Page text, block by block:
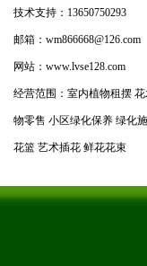
技术支持：13650750293
邮箱：wm866668@126.com
网站：www.lvse128.com
经营范围：室内植物租摆
物零售 小区绿化保养 绿化
花篮 艺术插花 鲜花花束